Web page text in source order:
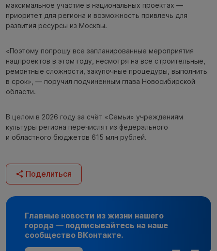
максимальное участие в национальных проектах —
приоритет для региона и возможность привлечь для
развития ресурсы из Москвы.
«Поэтому попрошу все запланированные мероприятия
нацпроектов в этом году, несмотря на все строительные,
ремонтные сложности, закупочные процедуры, выполнить
в срок», — поручил подчинённым глава Новосибирской
области.
В целом в 2026 году за счёт «Семьи» учреждениям
культуры региона перечислят из федерального
и областного бюджетов 615 млн рублей.
Поделиться
Главные новости из жизни нашего
города — подписывайтесь на наше
сообщество ВКонтакте.